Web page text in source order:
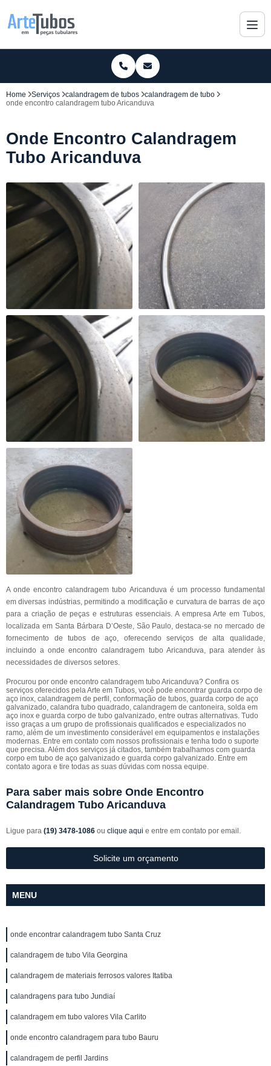
Home Serviços calandragem de tubos
calandragem de tubo
onde encontro calandragem tubo Aricanduva
Onde Encontro Calandragem
Tubo Aricanduva
A onde encontro calandragem tubo Aricanduva é um processo fundamental
em diversas indústrias, permitindo a modificação e curvatura de barras de aço
para a criação de peças e estruturas essenciais. A empresa Arte em Tubos,
localizada em Santa Bárbara D’Oeste, São Paulo, destaca-se no mercado de
fornecimento de tubos de aço, oferecendo serviços de alta qualidade,
incluindo a onde encontro calandragem tubo Aricanduva, para atender às
necessidades de diversos setores.
Procurou por onde encontro calandragem tubo Aricanduva? Confira os
serviços oferecidos pela Arte em Tubos, você pode encontrar guarda corpo de
aço inox, calandragem de perfil, conformação de tubos, guarda corpo de aço
galvanizado, calandra tubo quadrado, calandragem de cantoneira, solda em
aço inox e guarda corpo de tubo galvanizado, entre outras alternativas. Tudo
isso graças a um grupo de profissionais qualificados e especializados no
ramo, além de um investimento considerável em equipamentos e instalações
modernas. Entre em contato com nossos profissionais e tenha todo o suporte
que precisa. Além dos serviços já citados, também trabalhamos com guarda
corpo em tubo de aço galvanizado e guarda corpo galvanizado. Entre em
contato agora e tire todas as suas dúvidas com nossa equipe.
Para saber mais sobre Onde Encontro
Calandragem Tubo Aricanduva
Ligue para (19) 3478-1086 ou clique aqui e entre em contato por email.
Solicite um orçamento
MENU
onde encontrar calandragem tubo Santa Cruz
calandragem de tubo Vila Georgina
calandragem de materiais ferrosos valores Itatiba
calandragens para tubo Jundiaí
calandragem em tubo valores Vila Carlito
onde encontro calandragem para tubo Bauru
calandragem de perfil Jardins